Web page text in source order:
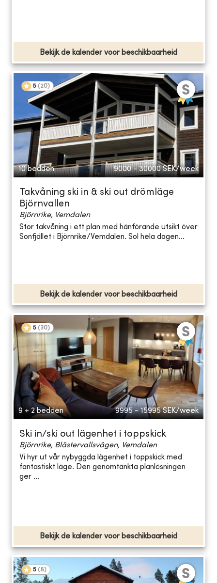
Bekijk de kalender voor beschikbaarheid
5 (20)
10 bedden 9000 - 30000 SEK/week
Takvåning ski in & ski out drömläge
Björnvallen
Björnrike, Vemdalen
Stor takvåning i ett plan med hänförande utsikt över
Sonfjället i Björnrike/Vemdalen. Sol hela dagen...
Bekijk de kalender voor beschikbaarheid
5 (30)
9 + 2 bedden 9995 - 15995 SEK/week
Ski in/ski out lägenhet i toppskick
Björnrike, Blästervallsvägen, Vemdalen
Vi hyr ut vår nybyggda lägenhet i toppskick med
fantastiskt läge. Den genomtänkta planlösningen
ger ...
Bekijk de kalender voor beschikbaarheid
5 (8)